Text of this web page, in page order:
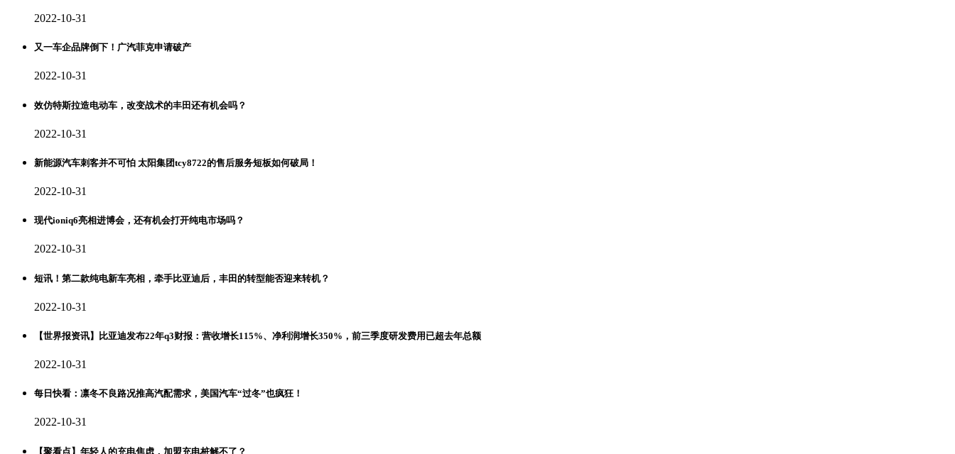
2022-10-31
又一车企品牌倒下！广汽菲克申请破产
2022-10-31
效仿特斯拉造电动车，改变战术的丰田还有机会吗？
2022-10-31
新能源汽车刺客并不可怕 太阳集团tcy8722的售后服务短板如何破局！
2022-10-31
现代ioniq6亮相进博会，还有机会打开纯电市场吗？
2022-10-31
短讯！第二款纯电新车亮相，牵手比亚迪后，丰田的转型能否迎来转机？
2022-10-31
【世界报资讯】比亚迪发布22年q3财报：营收增长115%、净利润增长350%，前三季度研发费用已超去年总额
2022-10-31
每日快看：凛冬不良路况推高汽配需求，美国汽车“过冬”也疯狂！
2022-10-31
【聚看点】年轻人的充电焦虑，加盟充电桩解不了？